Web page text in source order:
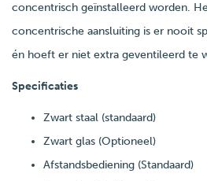
concentrisch geïnstalleerd worden.
concentrische aansluiting is er nooit
én hoeft er niet extra geventileerd te
Specificaties
Zwart staal (standaard)
Zwart glas (Optioneel)
Afstandsbediening (Standaard)